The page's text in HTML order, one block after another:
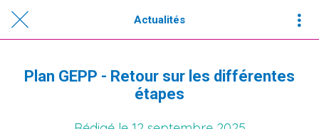
Actualités
Plan GEPP - Retour sur les différentes
étapes